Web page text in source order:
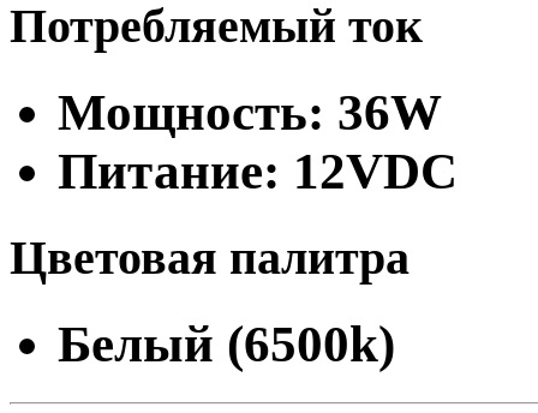
Потребляемый ток
Мощность: 36W
Питание: 12VDC
Цветовая палитра
Белый (6500k)